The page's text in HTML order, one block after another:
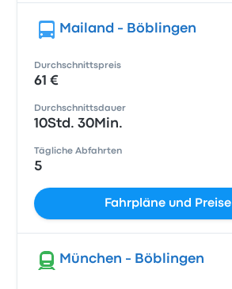
Mailand - Böblingen
Durchschnittspreis
61 €
Durchschnittsdauer
10Std. 30Min.
Tägliche Abfahrten
5
Fahrpläne und Preise
München - Böblingen